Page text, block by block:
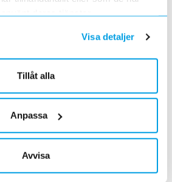
deras tjänster.
Visa detaljer
Tillåt alla
Anpassa
Avvisa
Modulära Reaktorer,
2024-03-01
kärnkraftsreaktorer
Värt att veta om… hur
AI nyttjas i
butikskameror
2024-02-01